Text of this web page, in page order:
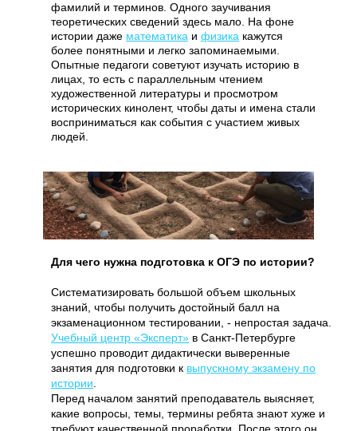
фамилий и терминов. Одного заучивания
теоретических сведений здесь мало. На фоне
истории даже математика и физика кажутся
более понятными и легко запоминаемыми.
Опытные педагоги советуют изучать историю в
лицах, то есть с параллельным чтением
художественной литературы и просмотром
исторических кинолент, чтобы даты и имена стали
восприниматься как события с участием живых
людей.
Для чего нужна подготовка к ОГЭ по истории?
Систематизировать большой объем школьных
знаний, чтобы получить достойный балл на
экзаменационном тестировании, - непростая задача.
Учебный центр «Эксперт» в Санкт-Петербурге
успешно проводит дидактически выверенные
занятия для подготовки к выпускному экзамену по
истории
Перед началом занятий преподаватель выясняет,
какие вопросы, темы, термины ребята знают хуже и